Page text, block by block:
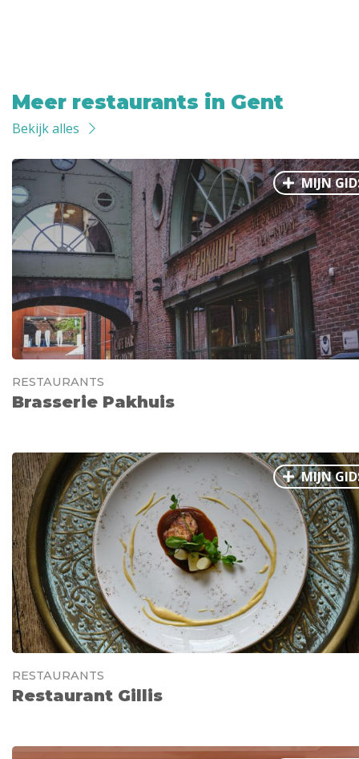
Meer restaurants in Gent
Bekijk alles
MIJN
RESTAURANTS
Brasserie Pakhuis
MIJN
RESTAURANTS
Restaurant Gillis